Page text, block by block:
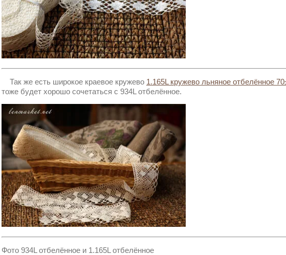
Так же есть широкое краевое кружево 1.165L кружево льняное отбелённое
тоже будет хорошо сочетаться с 934L отбелённое.
Фото 934L отбелённое и 1.165L отбелённое